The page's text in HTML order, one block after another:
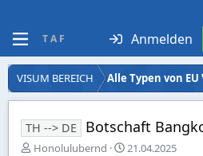
T A F Anmelden
VISUM BEREICH Alle Typen von EU
TH --> DE Botschaft
E
Honolulubernd
E
21.04.2025